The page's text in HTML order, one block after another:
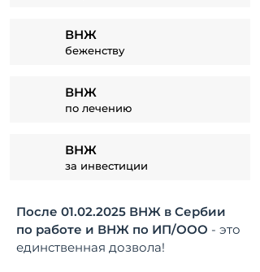
ВНЖ
беженству
ВНЖ
по лечению
ВНЖ
за инвестиции
После 01.02.2025 ВНЖ в Сербии
по работе и ВНЖ по ИП/ООО - это
единственная дозвола!